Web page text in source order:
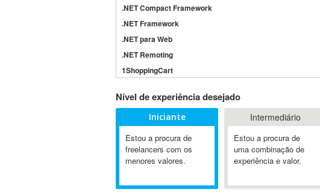
.NET Compact Framework
.NET Framework
.NET para Web
.NET Remoting
1ShoppingCart
3GSM
4D Dimension
802.11
A&P
A-GPS
Nível de experiência desejado
Iniciante
Estou a procura de
freelancers com os
menores valores.
Intermediário
Estou a procura de
uma combinação de
experiência e valor.